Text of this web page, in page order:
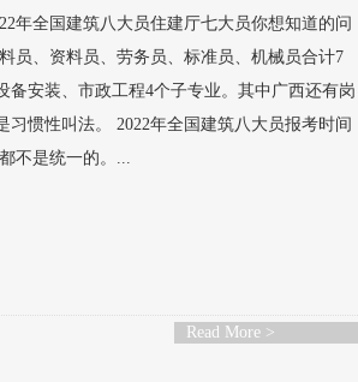
年全国建筑八大员住建厅七大员你想知道的问
员、资料员、劳务员、标准员、机械员合计7
安装、市政工程4个子专业。其中广西还有岗
惯性叫法。 2022年全国建筑八大员报考时间
不是统一的。...
Read More >